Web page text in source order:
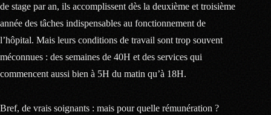
de stage par an, ils accomplissent dès la deuxième et troisième
année des tâches indispensables au fonctionnement de
l’hôpital. Mais leurs conditions de travail sont trop souvent
méconnues : des semaines de 40H et des services qui
commencent aussi bien à 5H du matin qu’à 18H.
Bref, de vrais soignants : mais pour quelle rémunération ?